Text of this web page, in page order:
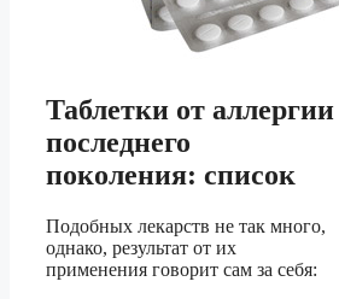
Таблетки от аллергии
последнего
поколения: список
Подобных лекарств не так много,
однако, результат от их
применения говорит сам за себя: